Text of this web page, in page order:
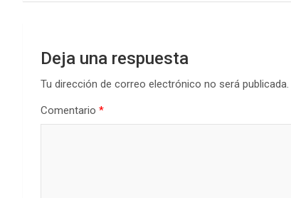
Deja una respuesta
Tu dirección de correo electrónico no será publicada.
Comentario *